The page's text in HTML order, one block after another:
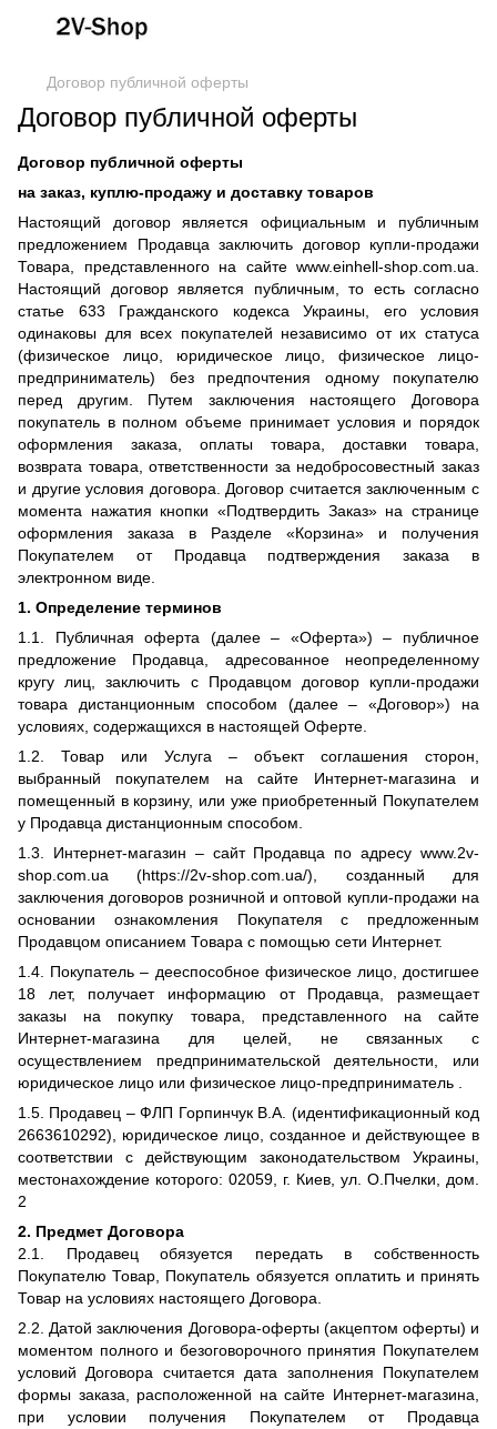
Договор публичной оферты
Договор публичной оферты
Договор публичной оферты
на заказ, куплю-продажу и доставку товаров
Настоящий договор является официальным и публичным
предложением Продавца заключить договор купли-продажи
Товара, представленного на сайте www.einhell-shop.com.ua.
Настоящий договор является публичным, то есть согласно
статье 633 Гражданского кодекса Украины, его условия
одинаковы для всех покупателей независимо от их статуса
(физическое лицо, юридическое лицо, физическое лицо-
предприниматель) без предпочтения одному покупателю
перед другим. Путем заключения настоящего Договора
покупатель в полном объеме принимает условия и порядок
оформления заказа, оплаты товара, доставки товара,
возврата товара, ответственности за недобросовестный заказ
и другие условия договора. Договор считается заключенным с
момента нажатия кнопки «Подтвердить Заказ» на странице
оформления заказа в Разделе «Корзина» и получения
Покупателем от Продавца подтверждения заказа в
электронном виде.
1. Определение терминов
1.1. Публичная оферта (далее – «Оферта») – публичное
предложение Продавца, адресованное неопределенному
кругу лиц, заключить с Продавцом договор купли-продажи
товара дистанционным способом (далее – «Договор») на
условиях, содержащихся в настоящей Оферте.
1.2. Товар или Услуга – объект соглашения сторон,
выбранный покупателем на сайте Интернет-магазина и
помещенный в корзину, или уже приобретенный Покупателем
у Продавца дистанционным способом.
1.3. Интернет-магазин – сайт Продавца по адресу www.2v-
shop.com.ua (https://2v-shop.com.ua/), созданный для
заключения договоров розничной и оптовой купли-продажи на
основании ознакомления Покупателя с предложенным
Продавцом описанием Товара с помощью сети Интернет.
1.4. Покупатель – дееспособное физическое лицо, достигшее
18 лет, получает информацию от Продавца, размещает
заказы на покупку товара, представленного на сайте
Интернет-магазина для целей, не связанных с
осуществлением предпринимательской деятельности, или
юридическое лицо или физическое лицо-предприниматель .
1.5. Продавец – ФЛП Горпинчук В.А. (идентификационный код
2663610292), юридическое лицо, созданное и действующее в
соответствии с действующим законодательством Украины,
местонахождение которого: 02059, г. Киев, ул. О.Пчелки, дом.
2
2. Предмет Договора
2.1. Продавец обязуется передать в собственность
Покупателю Товар, Покупатель обязуется оплатить и принять
Товар на условиях настоящего Договора.
2.2. Датой заключения Договора-оферты (акцептом оферты) и
моментом полного и безоговорочного принятия Покупателем
условий Договора считается дата заполнения Покупателем
формы заказа, расположенной на сайте Интернет-магазина,
при условии получения Покупателем от Продавца